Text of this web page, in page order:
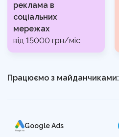
реклама в
соціальних
мережах
від 15000 грн/міс
Працюємо з майданчиками:
Google Ads